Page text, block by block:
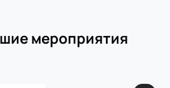
мероприятия